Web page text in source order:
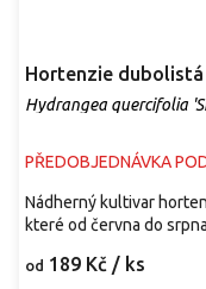
Hortenzie dubolistá
Hydrangea quercifolia
PŘEDOBJEDNÁVKA
od 189 Kč / ks
Nádherný kultivar
které od června do